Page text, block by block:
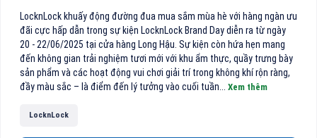
LocknLock khuấy động đường đua mua sắm mùa hè với hàng ngàn ưu
đãi cực hấp dẫn trong sự kiện LocknLock Brand Day diễn ra từ ngày
20 - 22/06/2025 tại cửa hàng Long Hậu. Sự kiện còn hứa hẹn mang
đến không gian trải nghiệm tươi mới với khu ẩm thực, quầy trưng bày
sản phẩm và các hoạt động vui chơi giải trí trong không khí rộn ràng,
đầy màu sắc – là điểm đến lý tưởng vào cuối tuần... Xem thêm
LocknLock